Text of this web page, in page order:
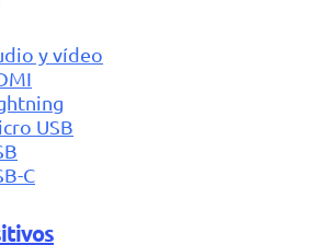
y vídeo
USB
C